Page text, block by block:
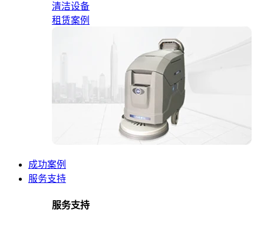
清洁设备
租赁案例
成功案例
服务支持
服务支持